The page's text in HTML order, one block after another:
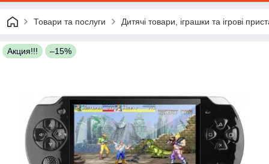
Товари та послуги Дитячі товари, іграшки та ігрові
Акция!!! –15%